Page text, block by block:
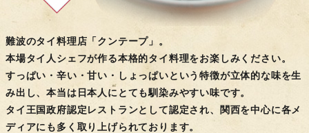
難波のタイ料理店「クンテープ」。
本場タイ人シェフが作る本格的タイ料理をお楽しみください。
すっぱい・辛い・甘い・しょっぱいという特徴が立体的な味を生
み出し、本当は日本人にとても馴染みやすい味です。
タイ王国政府認定レストランとして認定され、関西を中心に各メ
ディアにも多く取り上げられております。